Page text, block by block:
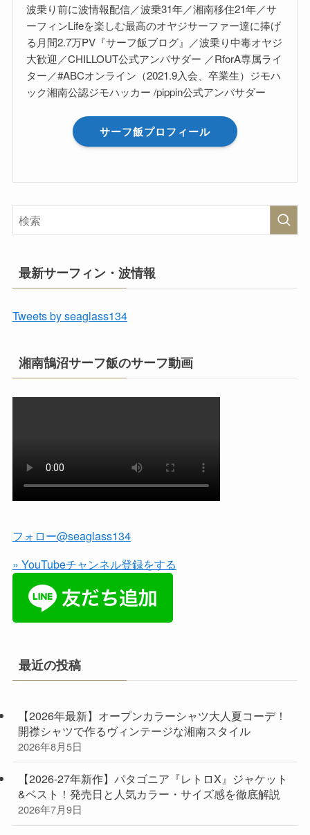
波乗り前に波情報配信／波乗31年／湘南移住21年／サ
ーフィンLifeを楽しむ最高のオヤジサーファー達に捧げ
る月間2.7万PV『サーフ飯ブログ』／波乗り中毒オヤジ
大歓迎／CHILLOUT公式アンバサダー ／RforA専属ライ
ター／#ABCオンライン（2021.9入会、卒業生）ジモハ
ック湘南公認ジモハッカー /pippin公式アンバサダー
サーフ飯プロフィール
最新サーフィン・波情報
Tweets by seaglass134
湘南鵠沼サーフ飯のサーフ動画
フォロー@seaglass134
» YouTubeチャンネル登録をする
最近の投稿
【2026年最新】オープンカラーシャツ大人夏コーデ！
開襟シャツで作るヴィンテージな湘南スタイル
2026年8月5日
【2026-27年新作】パタゴニア『レトロX』ジャケット
&ベスト！発売日と人気カラー・サイズ感を徹底解説
2026年7月9日